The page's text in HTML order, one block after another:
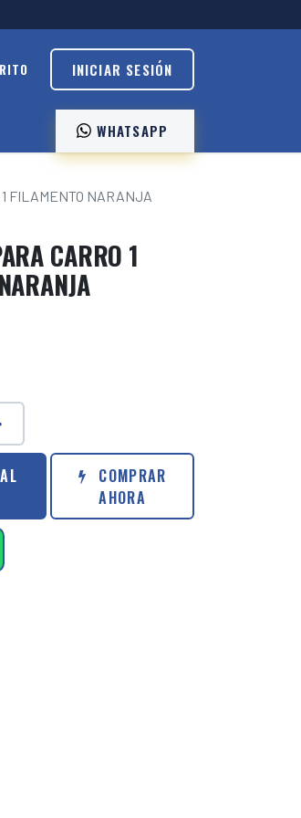
INICIAR SESIÓN
WHATSAPP ️
FILAMENTO NARANJA
CARRO 1
COMPRAR
AHORA